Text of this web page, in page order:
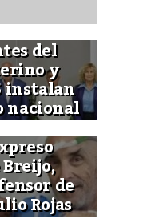
del
y
instalan
nacional
de
Rojas